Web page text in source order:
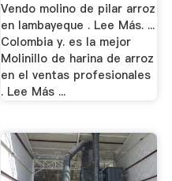
Vendo molino de pilar arroz
en lambayeque . Lee Más. ...
Colombia y. es la mejor
Molinillo de harina de arroz
en el ventas profesionales
. Lee Más ...